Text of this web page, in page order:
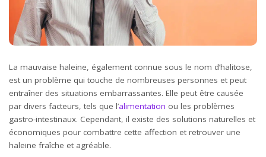
La mauvaise haleine, également connue sous le nom d’halitose,
est un problème qui touche de nombreuses personnes et peut
entraîner des situations embarrassantes. Elle peut être causée
par divers facteurs, tels que l’alimentation ou les problèmes
gastro-intestinaux. Cependant, il existe des solutions naturelles et
économiques pour combattre cette affection et retrouver une
haleine fraîche et agréable.